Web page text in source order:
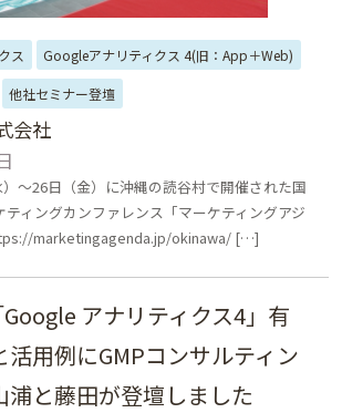
ス Googleアナリティクス 4(旧：App＋Web)
他社セミナー登壇
会社
～26日（金）に沖縄の読谷村で開催された国
ィングカンファレンス「マーケティングアジ
marketingagenda.jp/okinawa/ […]
アナリティクス4」有
用例にGMPコンサルティン
浦と藤田が登壇しました